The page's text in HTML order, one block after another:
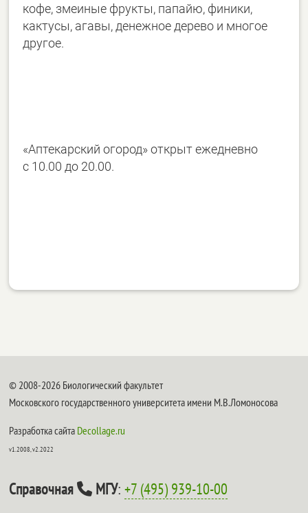
кофе, змеиные фрукты, папайю, финики,
кактусы, агавы, денежное дерево и многое
другое.
«Аптекарский огород» открыт ежедневно
с 10.00 до 20.00.
© 2008-2026 Биологический факультет
Московского государственного университета имени М.В.Ломоносова
Разработка сайта Decollage.ru
v1.2008, v2.2022
Справочная МГУ:+7 (495) 939-10-00